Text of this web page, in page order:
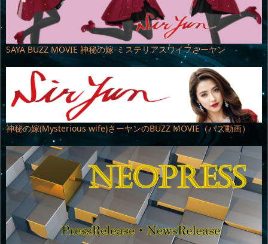
SAYA BUZZ MOVIE 神秘の嫁-ミステリアスワイフさーヤン
神秘の嫁(Mysterious wife)さーヤンのBUZZ MOVIE（バズ動画）